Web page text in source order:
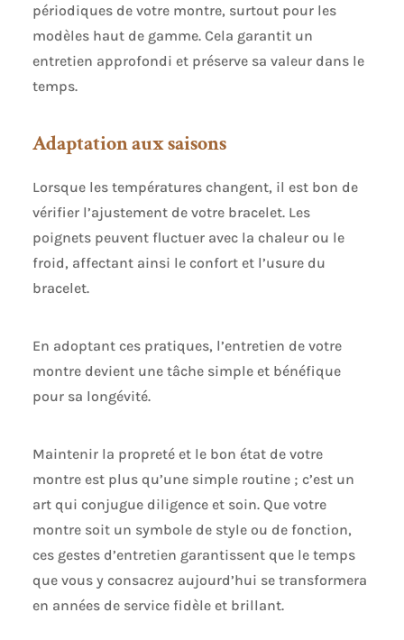
périodiques de votre montre, surtout pour les
modèles haut de gamme. Cela garantit un
entretien approfondi et préserve sa valeur dans le
temps.
Adaptation aux saisons
Lorsque les températures changent, il est bon de
vérifier l’ajustement de votre bracelet. Les
poignets peuvent fluctuer avec la chaleur ou le
froid, affectant ainsi le confort et l’usure du
bracelet.
En adoptant ces pratiques, l’entretien de votre
montre devient une tâche simple et bénéfique
pour sa longévité.
Maintenir la propreté et le bon état de votre
montre est plus qu’une simple routine ; c’est un
art qui conjugue diligence et soin. Que votre
montre soit un symbole de style ou de fonction,
ces gestes d’entretien garantissent que le temps
que vous y consacrez aujourd’hui se transformera
en années de service fidèle et brillant.